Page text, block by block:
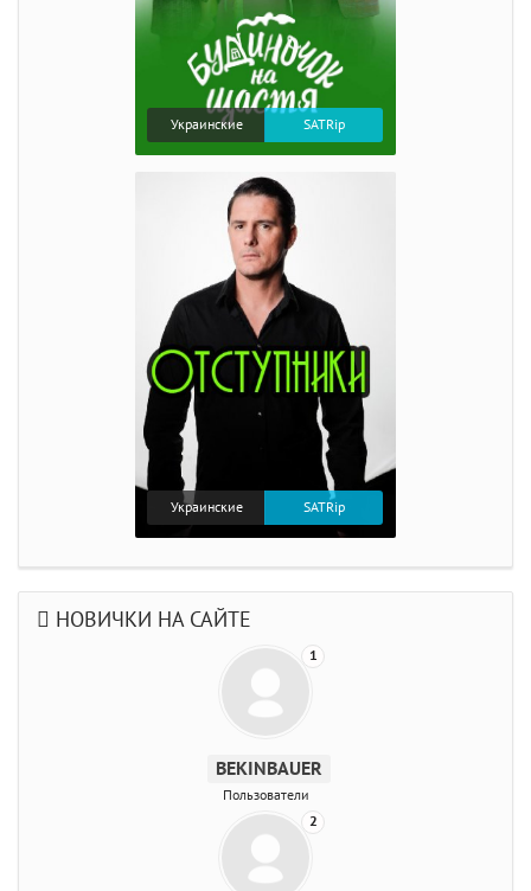
Украинские SATRip
Украинские SATRip
НОВИЧКИ НА САЙТЕ
1
BEKINBAUER
Пользователи
2